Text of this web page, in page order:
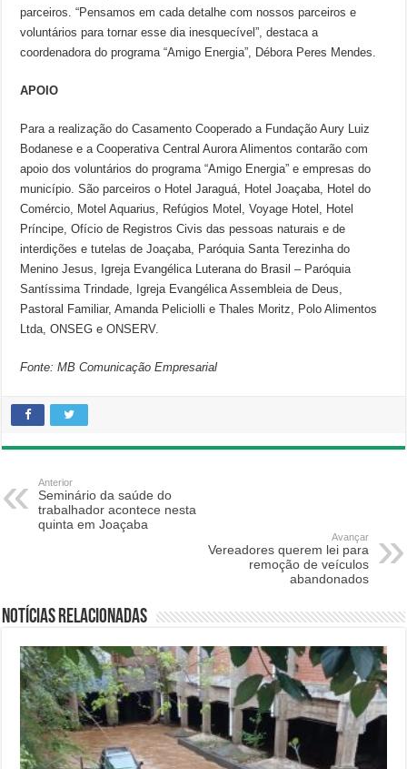
parceiros. “Pensamos em cada detalhe com nossos parceiros e
voluntários para tornar esse dia inesquecível”, destaca a
coordenadora do programa “Amigo Energia”, Débora Peres Mendes.
APOIO
Para a realização do Casamento Cooperado a Fundação Aury Luiz
Bodanese e a Cooperativa Central Aurora Alimentos contarão com
apoio dos voluntários do programa “Amigo Energia” e empresas do
município. São parceiros o Hotel Jaraguá, Hotel Joaçaba, Hotel do
Comércio, Motel Aquarius, Refúgios Motel, Voyage Hotel, Hotel
Príncipe, Ofício de Registros Civis das pessoas naturais e de
interdições e tutelas de Joaçaba, Paróquia Santa Terezinha do
Menino Jesus, Igreja Evangélica Luterana do Brasil – Paróquia
Santíssima Trindade, Igreja Evangélica Assembleia de Deus,
Pastoral Familiar, Amanda Peliciolli e Thales Moritz, Polo Alimentos
Ltda, ONSEG e ONSERV.
Fonte: MB Comunicação Empresarial
Anterior
Seminário da saúde do
trabalhador acontece nesta
quinta em Joaçaba
Avançar
Vereadores querem lei para
remoção de veículos
abandonados
Notícias relacionadas